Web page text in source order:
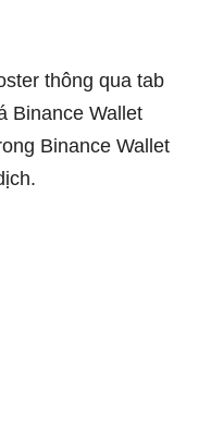
thông qua tab
Binance Wallet
Binance Wallet